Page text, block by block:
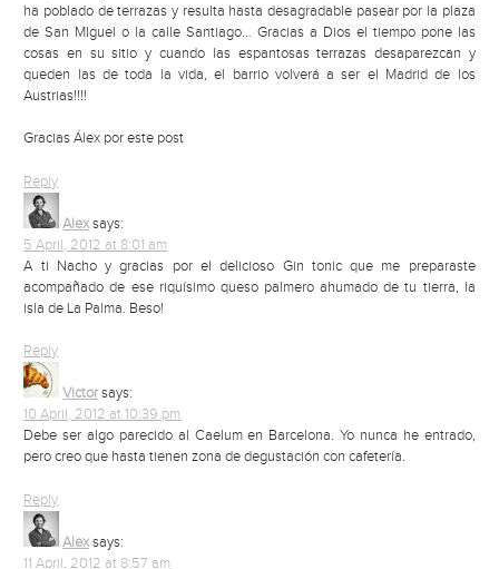
ha poblado de terrazas y resulta hasta desagradable pasear por la plaza
de San MIguel o la calle Santiago… Gracias a Dios el tiempo pone las
cosas en su sitio y cuando las espantosas terrazas desaparezcan y
queden las de toda la vida, el barrio volverá a ser el Madrid de los
Austrias!!!!
Gracias Álex por este post
Reply
Alexsays:
5 April, 2012 at 8:01 am
A ti Nacho y gracias por el delicioso Gin tonic que me preparaste
acompañado de ese riquísimo queso palmero ahumado de tu tierra, la
isla de La Palma. Beso!
Reply
Victorsays:
10 April, 2012 at 10:39 pm
Debe ser algo parecido al Caelum en Barcelona. Yo nunca he entrado,
pero creo que hasta tienen zona de degustación con cafetería.
Reply
Alexsays:
11 April, 2012 at 8:57 am